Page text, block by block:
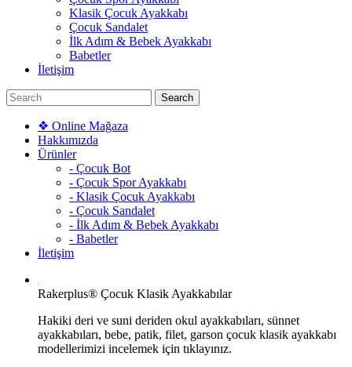
Klasik Çocuk Ayakkabı
Çocuk Sandalet
İlk Adım & Bebek Ayakkabı
Babetler
İletişim
❖ Online Mağaza
Hakkımızda
Ürünler
- Çocuk Bot
- Çocuk Spor Ayakkabı
- Klasik Çocuk Ayakkabı
- Çocuk Sandalet
- İlk Adım & Bebek Ayakkabı
- Babetler
İletişim
Rakerplus® Çocuk Klasik Ayakkabılar
Hakiki deri ve suni deriden okul ayakkabıları, sünnet
ayakkabıları, bebe, patik, filet, garson çocuk klasik ayakkabı
modellerimizi incelemek için tıklayınız.